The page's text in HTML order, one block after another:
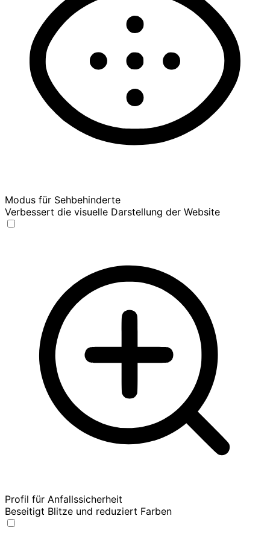
Modus für Sehbehinderte
Verbessert die visuelle Darstellung der Website
Profil für Anfallssicherheit
Beseitigt Blitze und reduziert Farben